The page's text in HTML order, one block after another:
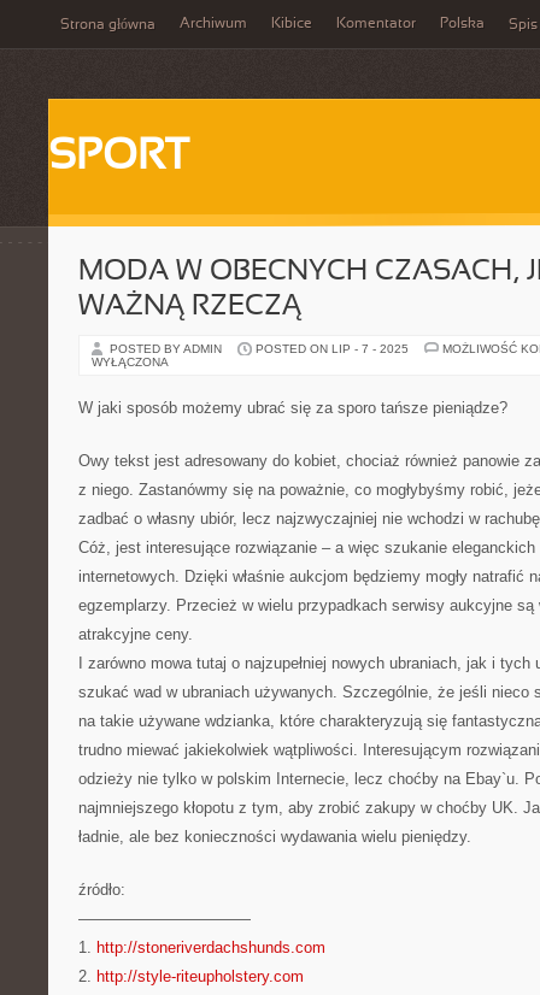
Strona główna Archiwum Kibice Komentator Polska Spis
SPORT
MODA W OBECNYCH CZASACH,
WAŻNĄ RZECZĄ
POSTED BY ADMIN POSTED ON LIP - 7 - 2025
MOŻLIWOŚĆ
WYŁĄCZONA
W jaki sposób możemy ubrać się za sporo tańsze pieniądze?
Owy tekst jest adresowany do kobiet, chociaż również panowie
z niego. Zastanówmy się na poważnie, co mogłybyśmy robić,
zadbać o własny ubiór, lecz najzwyczajniej nie wchodzi w
Cóż, jest interesujące rozwiązanie – a więc szukanie eleganckich
internetowych. Dzięki właśnie aukcjom będziemy mogły natrafić
egzemplarzy. Przecież w wielu przypadkach serwisy aukcyjne są
atrakcyjne ceny.
I zarówno mowa tutaj o najzupełniej nowych ubraniach, jak i
szukać wad w ubraniach używanych. Szczególnie, że jeśli nieco
na takie używane wdzianka, które charakteryzują się
trudno miewać jakiekolwiek wątpliwości. Interesującym
odzieży nie tylko w polskim Internecie, lecz choćby na Ebay`u.
najmniejszego kłopotu z tym, aby zrobić zakupy w choćby UK.
ładnie, ale bez konieczności wydawania wielu pieniędzy.
źródło:
———————————
1. http://stoneriverdachshunds.com
2. http://style-riteupholstery.com